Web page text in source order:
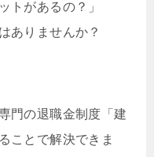
トがあるの？」
ありませんか？
門の退職金制度「建
ことで解決できま